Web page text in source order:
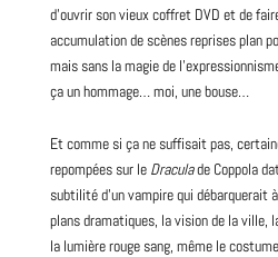
d’ouvrir son vieux coffret DVD et de
accumulation de scènes reprises plan
mais sans la magie de
ça un hommage… moi, une bouse…
Et comme si ça ne suffisait pas,
repompées sur le Draculade Coppola
subtilité d’un vampire qui débarquerait
plans dramatiques, la vision de la ville,
la lumière rouge sang, même le